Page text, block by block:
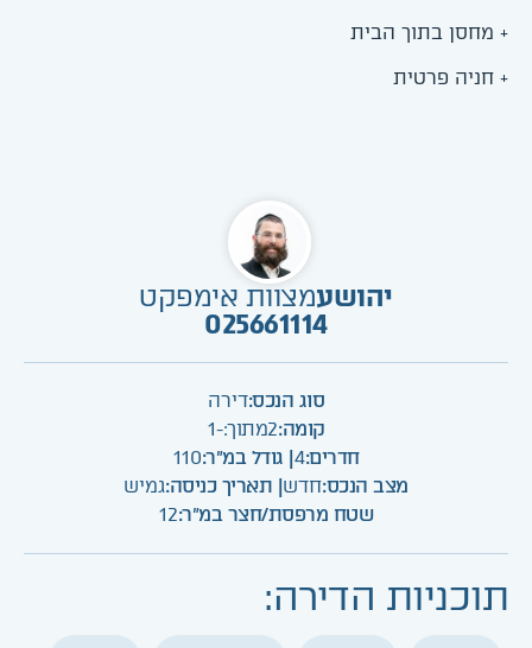
+ מחסן בתוך הבית
+ חניה פרטית
יהושעמצוות אימפקט
025661114
סוג הנכס:דירה
קומה:2מתוך:-1
חדרים:4 | גודל במ"ר:110
מצב הנכס:חדש | תאריך כניסה:גמיש
שטח מרפסת/חצר במ"ר:12
תוכניות הדירה: